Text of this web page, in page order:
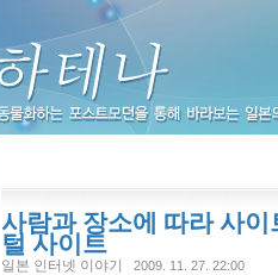
사람과 장소에 따라 사
털 사이트
일본 인터넷 이야기 2009. 11. 27. 22:00